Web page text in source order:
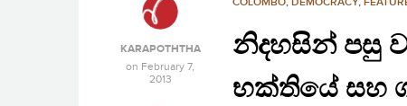
නිදහසින් පසු
භක්තියේ සහ
KARAPOTHTHA
on February 7,
2013